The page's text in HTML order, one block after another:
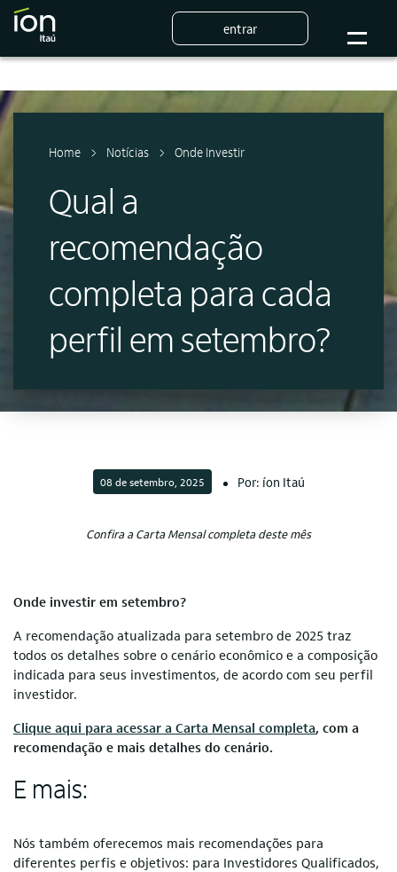
entrar
Home Notícias Onde Investir
Qual a
recomendação
completa para cada
perfil em setembro?
08 de setembro, 2025 Por: íon Itaú
Confira a Carta Mensal completa deste mês
Onde investir em setembro?
A recomendação atualizada para setembro de 2025 traz
todos os detalhes sobre o cenário econômico e a composição
indicada para seus investimentos, de acordo com seu perfil
investidor.
Clique aqui para acessar a Carta Mensal completa, com a
recomendação e mais detalhes do cenário.
E mais:
Nós também oferecemos mais recomendações para
diferentes perfis e objetivos: para Investidores Qualificados,